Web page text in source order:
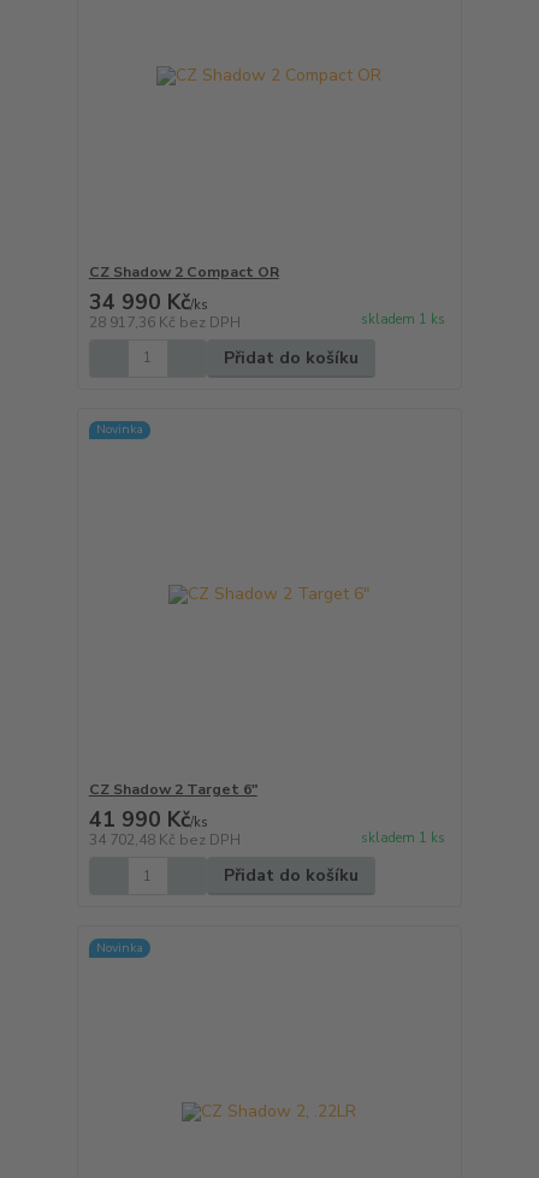
CZ Shadow 2 Compact OR
34 990 Kč/ks
28 917,36 Kč bez DPH skladem 1 ks
Přidat do košíku
Novinka
CZ Shadow 2 Target 6"
41 990 Kč/ks
34 702,48 Kč bez DPH skladem 1 ks
Přidat do košíku
Novinka